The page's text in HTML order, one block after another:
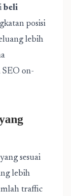
beli
posisi
lebih
on-
sesuai
lebih
traffic